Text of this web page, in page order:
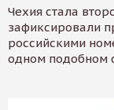
Чехия стала
зафиксировали
российскими
одном подобном